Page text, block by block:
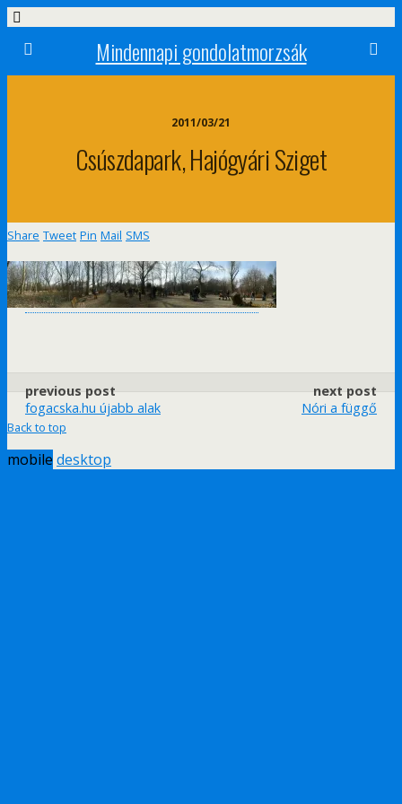
Mindennapi gondolatmorzsák
2011/03/21
Csúszdapark, Hajógyári Sziget
Share Tweet Pin Mail SMS
previous post
fogacska.hu újabb alak
next post
Nóri a függő
Back to top
mobile desktop